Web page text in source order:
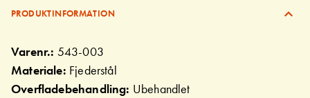
PRODUKTINFORMATION
Varenr.: 543-003
Materiale: Fjederstål
Overfladebehandling: Ubehandlet